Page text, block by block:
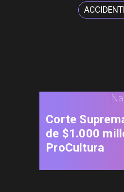
Corte
de $1.000
ProCultura